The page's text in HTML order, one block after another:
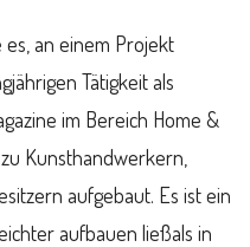
es, an einem Projekt
Tätigkeit als
im Bereich Home &
Kunsthandwerkern,
aufgebaut. Es ist ein
aufbauen ließals in